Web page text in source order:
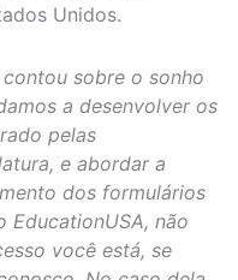
Unidos.
sobre o sonho
a desenvolver os
pelas
e abordar a
dos formulários
EducationUSA, não
você está, se